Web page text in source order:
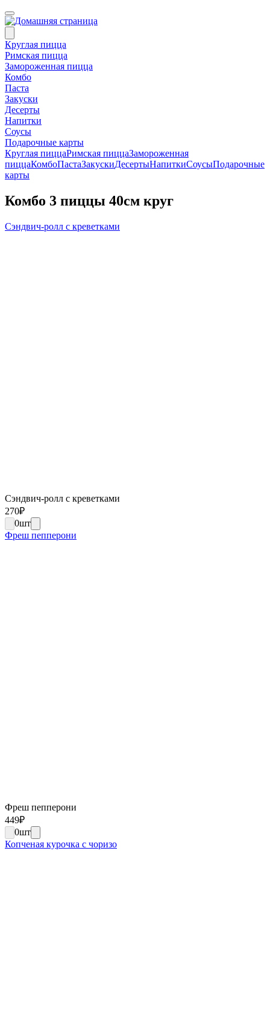
Круглая пицца
Римская пицца
Замороженная пицца
Комбо
Паста
Закуски
Десерты
Напитки
Соусы
Подарочные карты
Круглая пиццаРимская пиццаЗамороженная
пиццаКомбоПастаЗакускиДесертыНапиткиСоусыПодарочные
карты
Комбо 3 пиццы 40см круг
Сэндвич-ролл с креветками
Сэндвич-ролл с креветками
270₽
0шт
Фреш пепперони
Фреш пепперони
449₽
0шт
Копченая курочка с чоризо